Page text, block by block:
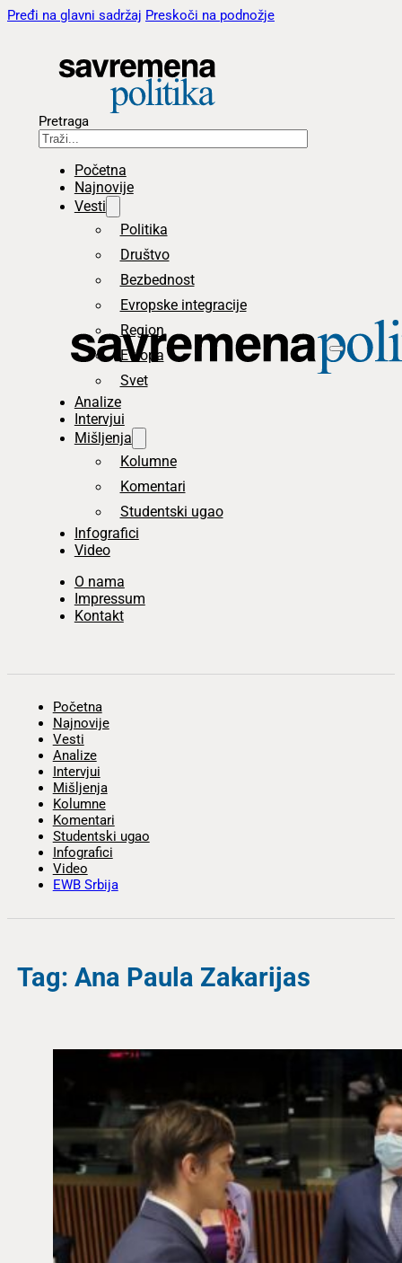
Pređi na glavni sadržaj Preskoči na podnožje
Pretraga
Početna
Najnovije
Vesti
Politika
Društvo
Bezbednost
Evropske integracije
Region
Evropa
Svet
Analize
Intervjui
Mišljenja
Kolumne
Komentari
Studentski ugao
Infografici
Video
O nama
Impressum
Kontakt
Početna
Najnovije
Vesti
Analize
Intervjui
Mišljenja
Kolumne
Komentari
Studentski ugao
Infografici
Video
EWB Srbija
Tag: Ana Paula Zakarijas